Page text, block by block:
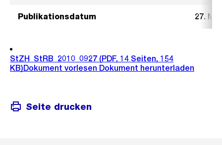
Publikationsdatum 27.
StZH_StRB_2010_0927 (PDF, 14 Seiten, 154
KB)Dokument vorlesen Dokument herunterladen
Seite drucken